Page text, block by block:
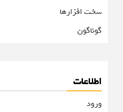
سخت افزارها
گوناگون
اطلاعات
ورود